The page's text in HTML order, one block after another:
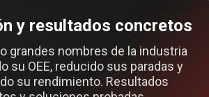
y resultados concretos
grandes nombres de la industria
su OEE, reducido sus paradas y
su rendimiento. Resultados